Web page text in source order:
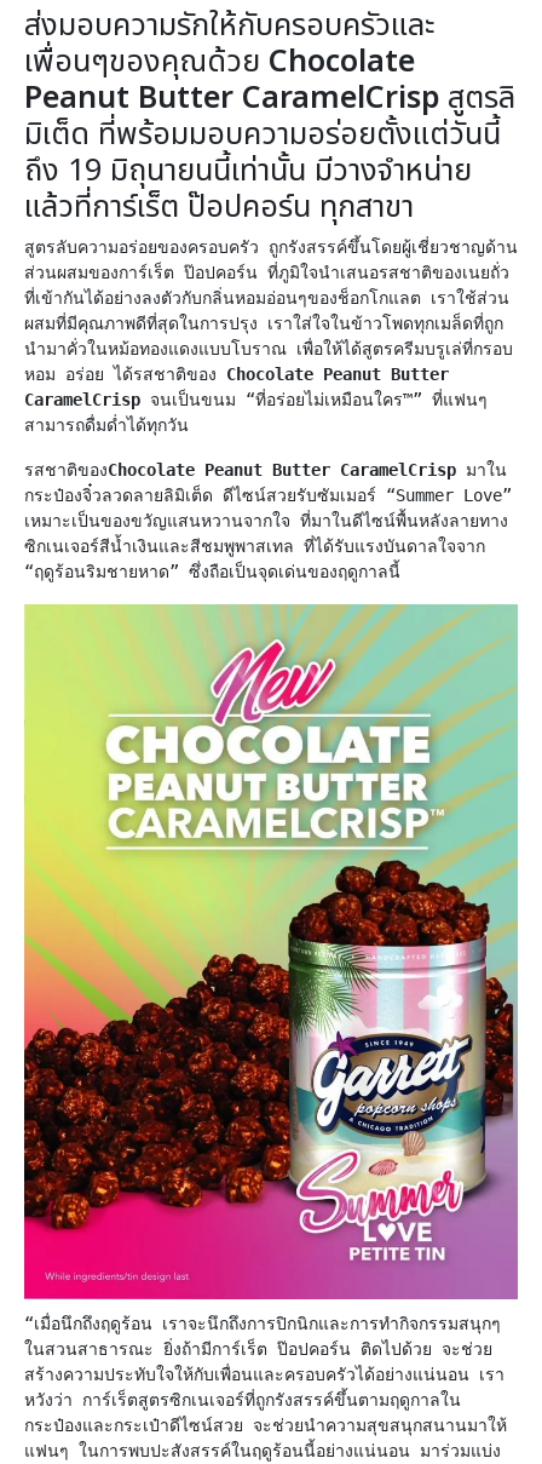
ส่งมอบความรักให้กับครอบครัวและ
เพื่อนๆของคุณด้วย Chocolate
Peanut Butter CaramelCrisp สูตรลิ
มิเต็ด ที่พร้อมมอบความอร่อยตั้งแต่วันนี้
ถึง 19 มิถุนายนนี้เท่านั้น มีวางจำหน่าย
แล้วที่การ์เร็ต ป๊อปคอร์น ทุกสาขา
สูตรลับความอร่อยของครอบครัว ถูกรังสรรค์ขึ้นโดยผู้เชี่ยวชาญด้าน
ส่วนผสมของการ์เร็ต ป๊อปคอร์น ที่ภูมิใจนำเสนอรสชาติของเนยถั่ว
ที่เข้ากันได้อย่างลงตัวกับกลิ่นหอมอ่อนๆของช็อกโกแลต เราใช้ส่วน
ผสมที่มีคุณภาพดีที่สุดในการปรุง เราใส่ใจในข้าวโพดทุกเมล็ดที่ถูก
นำมาคั่วในหม้อทองแดงแบบโบราณ เพื่อให้ได้สูตรครีมบรูเล่ที่กรอบ
หอม อร่อย ได้รสชาติของ Chocolate Peanut Butter
CaramelCrisp จนเป็นขนม “ที่อร่อยไม่เหมือนใคร™” ที่แฟนๆ
สามารถดื่มด่ำได้ทุกวัน
รสชาติของChocolate Peanut Butter CaramelCrisp มาใน
กระป๋องจิ๋วลวดลายลิมิเต็ด ดีไซน์สวยรับซัมเมอร์ “Summer Love”
เหมาะเป็นของขวัญแสนหวานจากใจ ที่มาในดีไซน์พื้นหลังลายทาง
ซิกเนเจอร์สีน้ำเงินและสีชมพูพาสเทล ที่ได้รับแรงบันดาลใจจาก
“ฤดูร้อนริมชายหาด” ซึ่งถือเป็นจุดเด่นของฤดูกาลนี้
“เมื่อนึกถึงฤดูร้อน เราจะนึกถึงการปิกนิกและการทำกิจกรรมสนุกๆ
ในสวนสาธารณะ ยิ่งถ้ามีการ์เร็ต ป๊อปคอร์น ติดไปด้วย จะช่วย
สร้างความประทับใจให้กับเพื่อนและครอบครัวได้อย่างแน่นอน เรา
หวังว่า การ์เร็ตสูตรซิกเนเจอร์ที่ถูกรังสรรค์ขึ้นตามฤดูกาลใน
กระป๋องและกระเป๋าดีไซน์สวย จะช่วยนำความสุขสนุกสนานมาให้
แฟนๆ ในการพบปะสังสรรค์ในฤดูร้อนนี้อย่างแน่นอน มาร่วมแบ่ง